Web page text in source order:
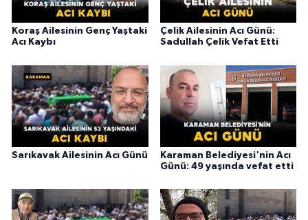
Koraş Ailesinin Genç Yaştaki
Acı Kaybı
Çelik Ailesinin Acı Günü:
Sadullah Çelik Vefat Etti
Sarıkavak Ailesinin Acı Günü
Karaman Belediyesi'nin Acı
Günü: 49 yaşında vefat etti